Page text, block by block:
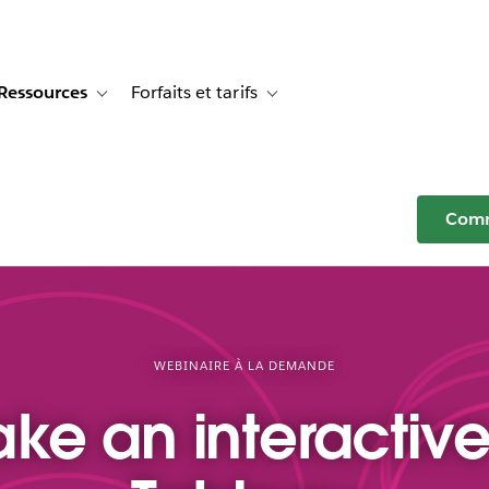
Témoignages clients
sub-navigation for SolutionsToggle sub-navigation for Ressources
Forfaits et tarifs Toggle sub-navigation for Forfaits
WEBINAIRE À LA DEMANDE
an